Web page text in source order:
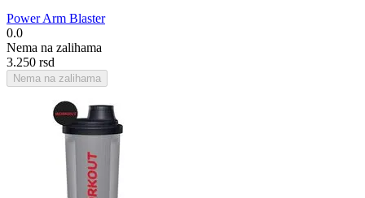
Power Arm Blaster
0.0
Nema na zalihama
3.250 rsd
Nema na zalihama